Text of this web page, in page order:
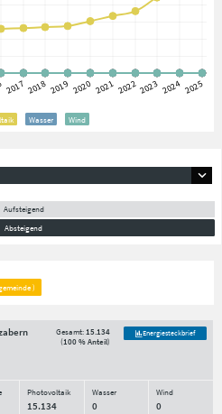
Wasser Wind
Aufsteigend
Absteigend
)
Gesamt: 15.134
(100 % Anteil)
Energiesteckbrief
Photovoltaik Wasser Wind
15.134 0 0